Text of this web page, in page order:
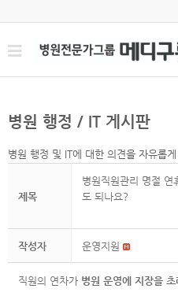
병원 행정 / IT 게시판
병원 행정 및 IT에 대한 의견을 자유롭
제목
병원직원관리 명절 연
도 되나요?
작성자 운영지원
직원의 연차가 병원 운영에 지장을